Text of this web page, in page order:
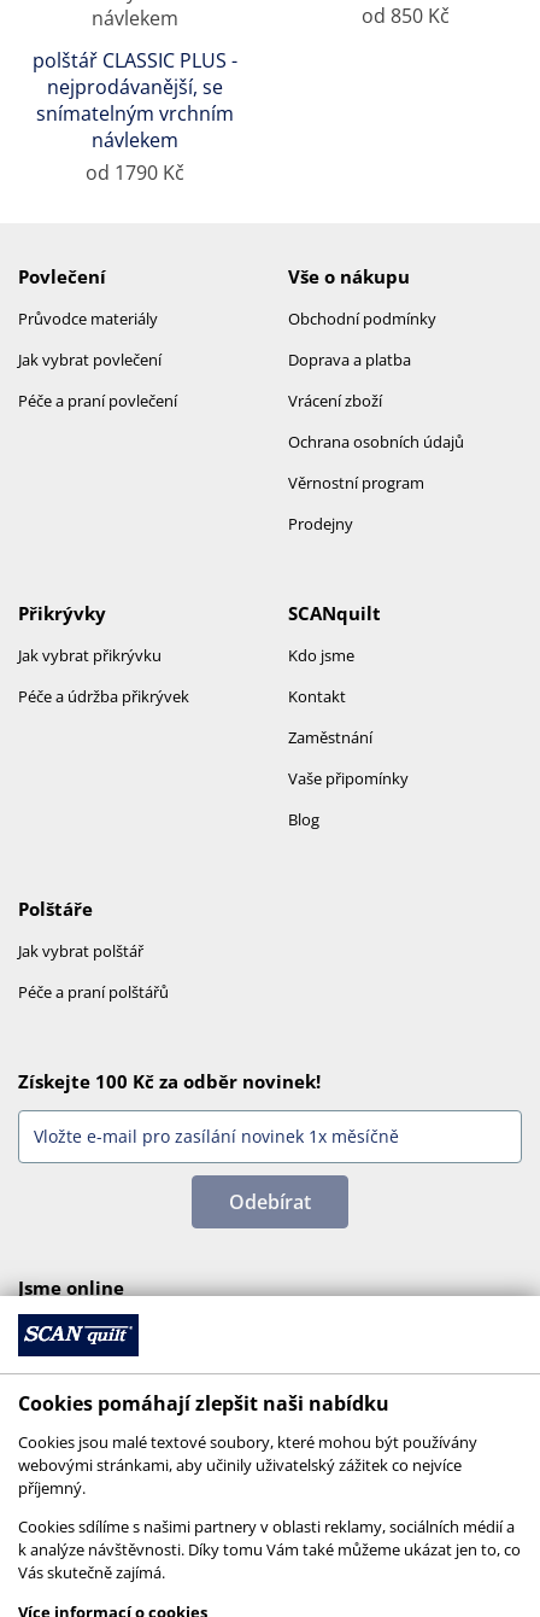
polštář CLASSIC PLUS -
nejprodávanější, se
snímatelným vrchním
návlekem
od 1790 Kč
od 850 Kč
Povlečení
Průvodce materiály
Jak vybrat povlečení
Péče a praní povlečení
Vše o nákupu
Obchodní podmínky
Doprava a platba
Vrácení zboží
Ochrana osobních údajů
Věrnostní program
Prodejny
SCANquilt
Kdo jsme
Kontakt
Zaměstnání
Vaše připomínky
Blog
Přikrývky
Jak vybrat přikrývku
Péče a údržba přikrývek
Polštáře
Jak vybrat polštář
Péče a praní polštářů
Získejte 100 Kč za odběr novinek!
Odebírat
Jsme online
© 2026 SCANquilt - všechna práva vyhrazena
Cookies pomáhají zlepšit naši nabídku
Cookies jsou malé textové soubory, které mohou být používány
webovými stránkami, aby učinily uživatelský zážitek co nejvíce
příjemný.
Cookies sdílíme s našimi partnery v oblasti reklamy, sociálních médií a
k analýze návštěvnosti. Díky tomu Vám také můžeme ukázat jen to, co
Vás skutečně zajímá.
Více informací o cookies